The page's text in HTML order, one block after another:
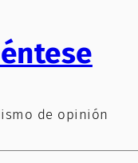
de opinión